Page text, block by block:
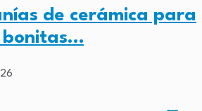
de cerámica para
bonitas…